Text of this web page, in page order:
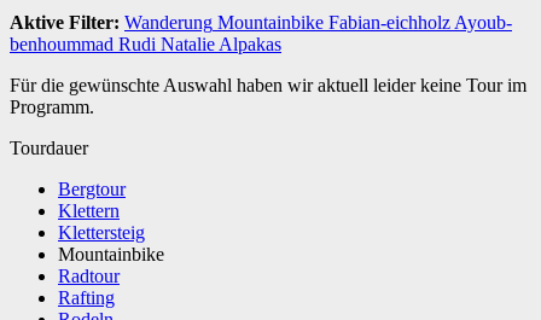
Aktive Filter: Wanderung Mountainbike Fabian-eichholz Ayoub-
benhoummad Rudi Natalie Alpakas
Für die gewünschte Auswahl haben wir aktuell leider keine Tour im
Programm.
Tourdauer
Bergtour
Klettern
Klettersteig
Mountainbike
Radtour
Rafting